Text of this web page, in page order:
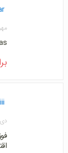
مهر ۱۰, ۱۴۰۲ در ۲۱:۱۲
دی ۱, ۱۴۰۲ در ۰۰:۰۱